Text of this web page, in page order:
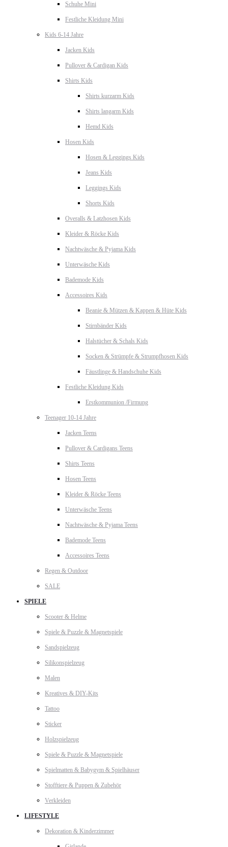
Schuhe Mini
Festliche Kleidung Mini
Kids 6-14 Jahre
Jacken Kids
Pullover & Cardigan Kids
Shirts Kids
Shirts kurzarm Kids
Shirts langarm Kids
Hemd Kids
Hosen Kids
Hosen & Leggings Kids
Jeans Kids
Leggings Kids
Shorts Kids
Overalls & Latzhosen Kids
Kleider & Röcke Kids
Nachtwäsche & Pyjama Kids
Unterwäsche Kids
Bademode Kids
Accessoires Kids
Beanie & Mützen & Kappen & Hüte Kids
Stirnbänder Kids
Halstücher & Schals Kids
Socken & Strümpfe & Strumpfhosen Kids
Fäustlinge & Handschuhe Kids
Festliche Kleidung Kids
Erstkommunion /Firmung
Teenager 10-14 Jahre
Jacken Teens
Pullover & Cardigans Teens
Shirts Teens
Hosen Teens
Kleider & Röcke Teens
Unterwäsche Teens
Nachtwäsche & Pyjama Teens
Bademode Teens
Accessoires Teens
Regen & Outdoor
SALE
SPIELE
Scooter & Helme
Spiele & Puzzle & Magnetspiele
Sandspielzeug
Silikonspielzeug
Malen
Kreatives & DIY-Kits
Tattoo
Sticker
Holzspielzeug
Spiele & Puzzle & Magnetspiele
Spielmatten & Babygym & Spielhäuser
Stofftiere & Puppen & Zubehör
Verkleiden
LIFESTYLE
Dekoration & Kinderzimmer